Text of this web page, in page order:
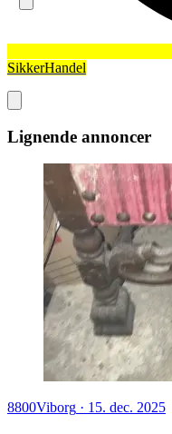
SikkerHandel
Lignende annoncer
8800Viborg · 15. dec. 2025